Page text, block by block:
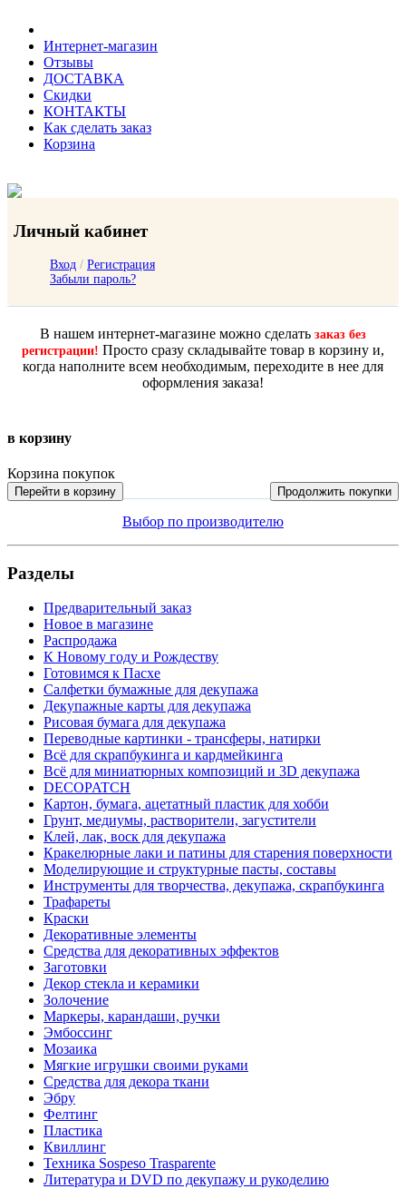
Интернет-магазин
Отзывы
ДОСТАВКА
Скидки
КОНТАКТЫ
Как сделать заказ
Корзина
Личный кабинет
Вход / Регистрация
Забыли пароль?
В нашем интернет-магазине можно сделать заказ без
регистрации! Просто сразу складывайте товар в корзину и,
когда наполните всем необходимым, переходите в нее для
оформления заказа!
в корзину
Корзина покупок
Перейти в корзину Продолжить покупки
Выбор по производителю
Разделы
Предварительный заказ
Новое в магазине
Распродажа
К Новому году и Рождеству
Готовимся к Пасхе
Салфетки бумажные для декупажа
Декупажные карты для декупажа
Рисовая бумага для декупажа
Переводные картинки - трансферы, натирки
Всё для скрапбукинга и кардмейкинга
Всё для миниатюрных композиций и 3D декупажа
DECOPATCH
Картон, бумага, ацетатный пластик для хобби
Грунт, медиумы, растворители, загустители
Клей, лак, воск для декупажа
Кракелюрные лаки и патины для старения поверхности
Моделирующие и структурные пасты, составы
Инструменты для творчества, декупажа, скрапбукинга
Трафареты
Краски
Декоративные элементы
Средства для декоративных эффектов
Заготовки
Декор стекла и керамики
Золочение
Маркеры, карандаши, ручки
Эмбоссинг
Мозаика
Мягкие игрушки своими руками
Средства для декора ткани
Эбру
Фелтинг
Пластика
Квиллинг
Техника Sospeso Trasparente
Литература и DVD по декупажу и рукоделию